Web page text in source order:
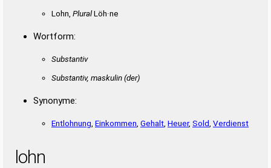
Lohn, PluralLöh·ne
Wortform:
Substantiv
Substantiv, maskulin(der)
Synonyme:
Entlohnung Einkommen Gehalt Heuer, Sold Verdienst
lohn